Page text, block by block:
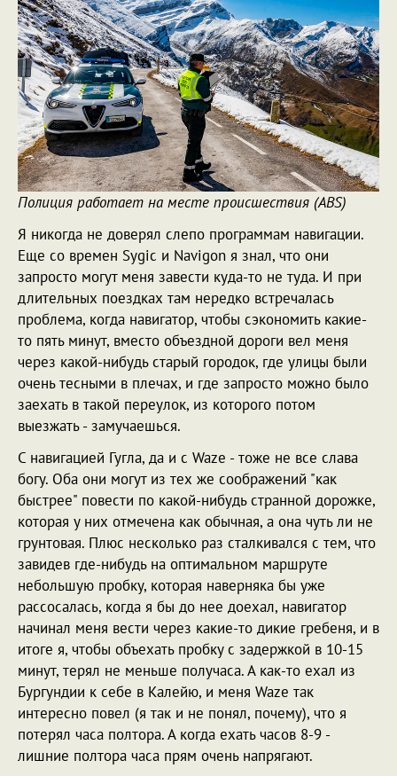
Полиция работает на месте происшествия (ABS)
Я никогда не доверял слепо программам навигации.
Еще со времен Sygic и Navigon я знал, что они
запросто могут меня завести куда-то не туда. И при
длительных поездках там нередко встречалась
проблема, когда навигатор, чтобы сэкономить какие-
то пять минут, вместо объездной дороги вел меня
через какой-нибудь старый городок, где улицы были
очень тесными в плечах, и где запросто можно было
заехать в такой переулок, из которого потом
выезжать - замучаешься.
С навигацией Гугла, да и с Wazе - тоже не все слава
богу. Оба они могут из тех же соображений "как
быстрее" повести по какой-нибудь странной дорожке,
которая у них отмечена как обычная, а она чуть ли не
грунтовая. Плюс несколько раз сталкивался с тем, что
завидев где-нибудь на оптимальном маршруте
небольшую пробку, которая наверняка бы уже
рассосалась, когда я бы до нее доехал, навигатор
начинал меня вести через какие-то дикие гребеня, и в
итоге я, чтобы объехать пробку с задержкой в 10-15
минут, терял не меньше получаса. А как-то ехал из
Бургундии к себе в Калейю, и меня Waze так
интересно повел (я так и не понял, почему), что я
потерял часа полтора. А когда ехать часов 8-9 -
лишние полтора часа прям очень напрягают.